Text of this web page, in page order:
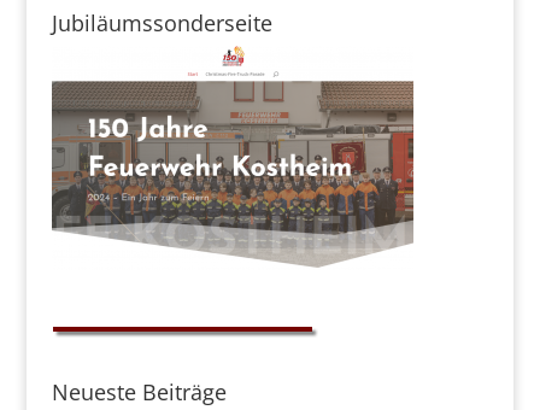
Jubiläumssonderseite
Neueste Beiträge